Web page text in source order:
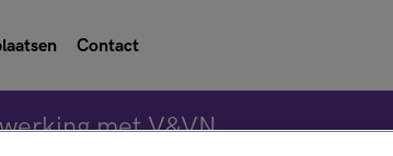
Contact
met V&VN